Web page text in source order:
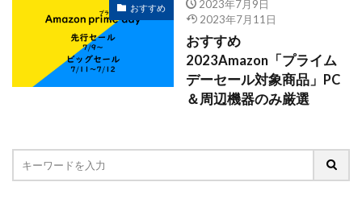
おすすめ
2023年7月9日
2023年7月11日
おすすめ
2023Amazon「プライム
デーセール対象商品」PC
＆周辺機器のみ厳選